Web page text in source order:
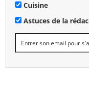
Cuisine
Astuces de la rédac